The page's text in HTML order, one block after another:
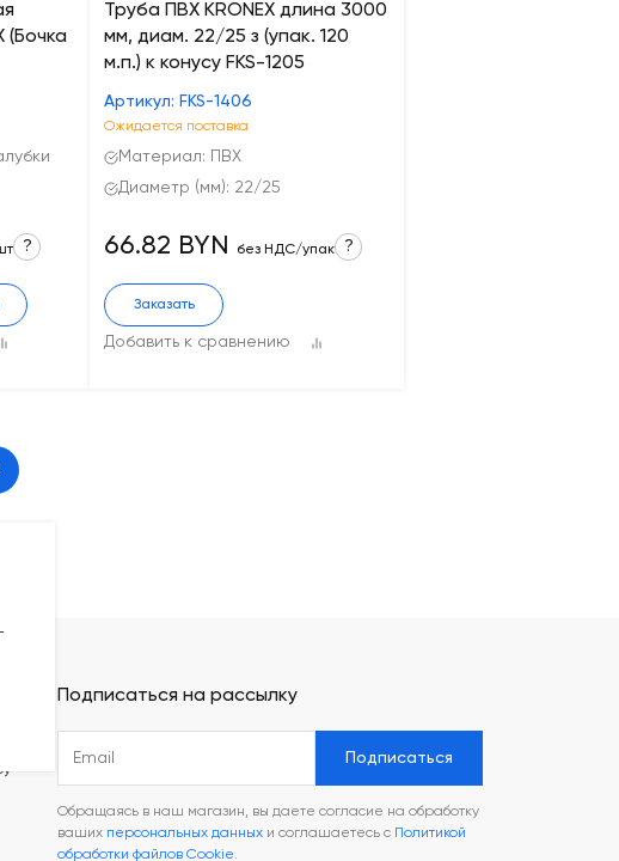
(Бочка
?
Труба ПВХ KRONEX длина 3000
мм, диам. 22/25 з (упак. 120
м.п.) к конусу FKS-1205
Артикул: FKS-1406
Ожидается поставка
Материал: ПВХ
Диаметр (мм): 22/25
Добавить к сравнению
66.82 BYN без НДС/упак ?
Заказать
Подписаться на рассылку
Подписаться
Обращаясь в наш магазин, вы даете согласие на обработку
ваших персональных данных и соглашаетесь с Политикой
обработки файлов Cookie.